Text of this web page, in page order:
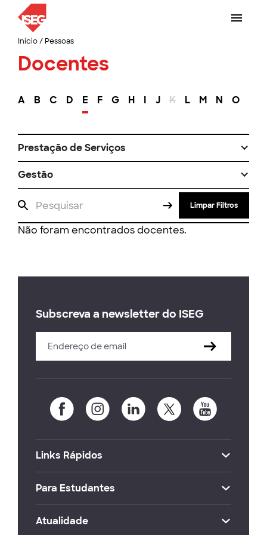
Início/ Pessoas
Docentes
A B C D E F G H I J K L M N O
Prestação de Serviços
Gestão
Limpar Filtros
Não foram encontrados docentes.
Subscreva a newsletter do ISEG
Links Rápidos
Para Estudantes
Atualidade